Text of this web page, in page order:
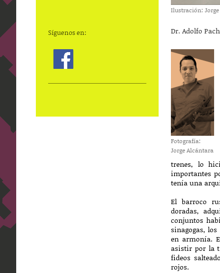
Ilustración:
Dr. Adolfo
Fotografía:
Jorge Alcántara
trenes, lo
importantes
tenía una
El barroco
doradas,
conjuntos
sinagogas,
en armonía.
asistir por la
fideos
rojos.
Síguenos en: